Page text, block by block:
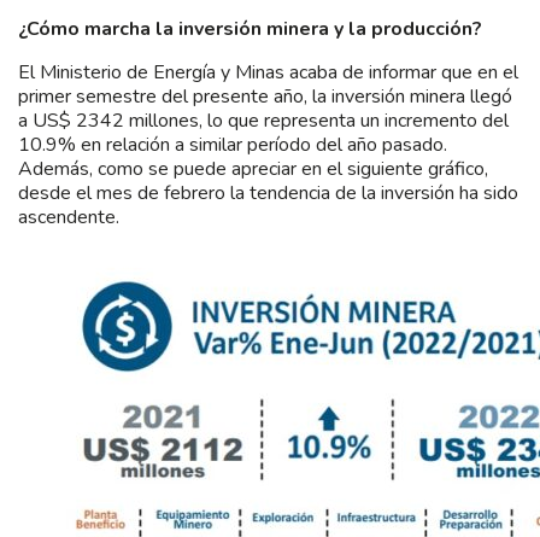
¿Cómo marcha la inversión minera y la producción?
El Ministerio de Energía y Minas acaba de informar que en el
primer semestre del presente año, la inversión minera llegó
a US$ 2342 millones, lo que representa un incremento del
10.9% en relación a similar período del año pasado.
Además, como se puede apreciar en el siguiente gráfico,
desde el mes de febrero la tendencia de la inversión ha sido
ascendente.